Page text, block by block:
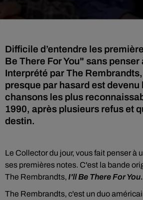
Difficile d’entendre les
Be There For You" sans
Interprété par The
presque par hasard est devenu
chansons les plus
1990, après plusieurs refus et
destin.
Le Collector du jour, vous fait penser à
ses premières notes. C'est la bande
The Rembrandts, I'll Be There For You.
The Rembrandts, c'est un duo